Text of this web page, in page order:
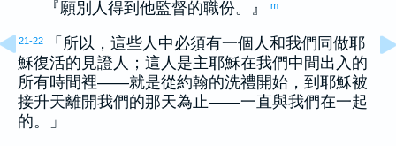
『願別人得到他監督的職份。』 m
21-22
「所以，這些人中必須有一個人和我們同做耶
穌復活的見證人；這人是主耶穌在我們中間出入的
所有時間裡——就是從約翰的洗禮開始，到耶穌被
接升天離開我們的那天為止——一直與我們在一起
的。」